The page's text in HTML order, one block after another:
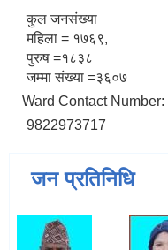
कुल जनसंख्या
महिला = १७६९,
पुरुष =१८३८
जम्मा संख्या =३६०७
Ward Contact Number:
9822973717
जन प्रतिनिधि